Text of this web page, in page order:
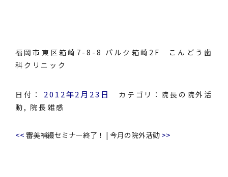
福岡市東区箱崎7-8-8 パルク箱崎2F こんどう歯
科クリニック
日付： 2012年2月23日 カテゴリ： 院長の院外活
動 , 院長雑感
<< 審美補綴セミナー終了！ | 今月の院外活動 >>